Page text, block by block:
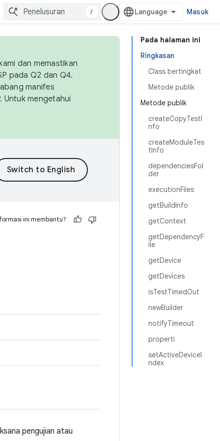
/ Masuk
Pada halaman ini
Ringkasan
Class bertingkat
Metode publik
Metode publik
createCopyTestI
nfo
createModuleTes
tInfo
dependenciesFol
der
executionFiles
getBuildInfo
getContext
getDependencyF
ile
getDevice
getDevices
isTestTimedOut
newBuilder
notifyTimeout
properti
setActiveDeviceI
ndex
dan memastikan
pada Q2 dan Q4.
manifes
Untuk mengetahui
ini membantu?
pengujian atau